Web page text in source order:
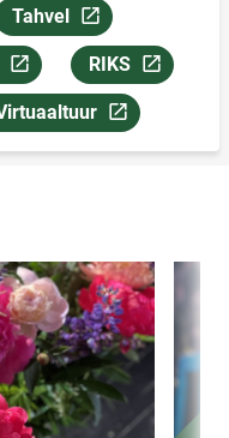
Tahvel
Link avaneb uuel
uuel leheküljel
RIKS
Link avaneb
avaneb uuel leheküljel